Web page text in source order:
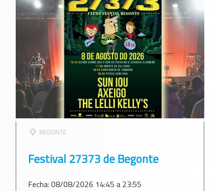
BEGONTE
Festival 27373 de Begonte
Fecha: 08/08/2026 14:45 a 23:55